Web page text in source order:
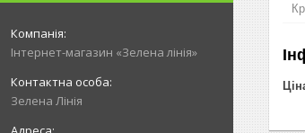
Інтернет-магазин «Зелена лінія»
Зелена Лінія